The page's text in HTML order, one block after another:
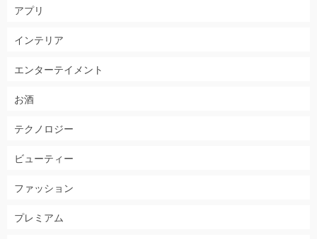
アプリ
インテリア
エンターテイメント
お酒
テクノロジー
ビューティー
ファッション
プレミアム